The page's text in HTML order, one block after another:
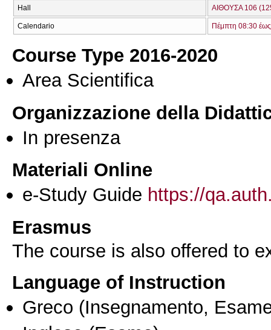
Hall ΑΙΘΟΥΣΑ 106
Calendario Πέμπτη 08:30
Course Type 2016-2020
Area Scientifica
Organizzazione della
In presenza
Materiali Online
e-Study Guide https://
Erasmus
The course is also offered to
Language of Instruction
Greco (Insegnamento,